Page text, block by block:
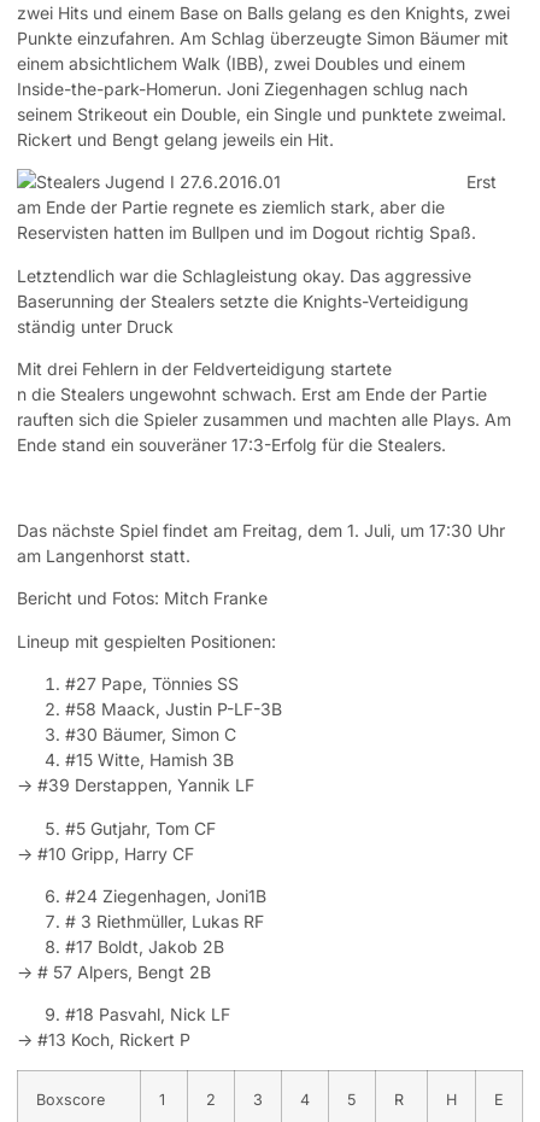
zwei Hits und einem Base on Balls gelang es den Knights, zwei
Punkte einzufahren. Am Schlag überzeugte Simon Bäumer mit
einem absichtlichem Walk (IBB), zwei Doubles und einem
Inside-the-park-Homerun. Joni Ziegenhagen schlug nach
seinem Strikeout ein Double, ein Single und punktete zweimal.
Rickert und Bengt gelang jeweils ein Hit.
Erst
am Ende der Partie regnete es ziemlich stark, aber die
Reservisten hatten im Bullpen und im Dogout richtig Spaß.
Letztendlich war die Schlagleistung okay. Das aggressive
Baserunning der Stealers setzte die Knights-Verteidigung
ständig unter Druck
Mit drei Fehlern in der Feldverteidigung startete
n die Stealers ungewohnt schwach. Erst am Ende der Partie
rauften sich die Spieler zusammen und machten alle Plays. Am
Ende stand ein souveräner 17:3-Erfolg für die Stealers.
Das nächste Spiel findet am Freitag, dem 1. Juli, um 17:30 Uhr
am Langenhorst statt.
Bericht und Fotos: Mitch Franke
Lineup mit gespielten Positionen:
#27 Pape, Tönnies SS
#58 Maack, Justin P-LF-3B
#30 Bäumer, Simon C
#15 Witte, Hamish 3B
-> #39 Derstappen, Yannik LF
#5 Gutjahr, Tom CF
-> #10 Gripp, Harry CF
#24 Ziegenhagen, Joni1B
# 3 Riethmüller, Lukas RF
#17 Boldt, Jakob 2B
-> # 57 Alpers, Bengt 2B
#18 Pasvahl, Nick LF
-> #13 Koch, Rickert P
Boxscore 1 2 3 4 5 R H E